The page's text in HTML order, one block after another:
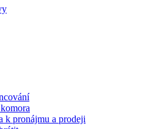
k pronájmu a prodeji